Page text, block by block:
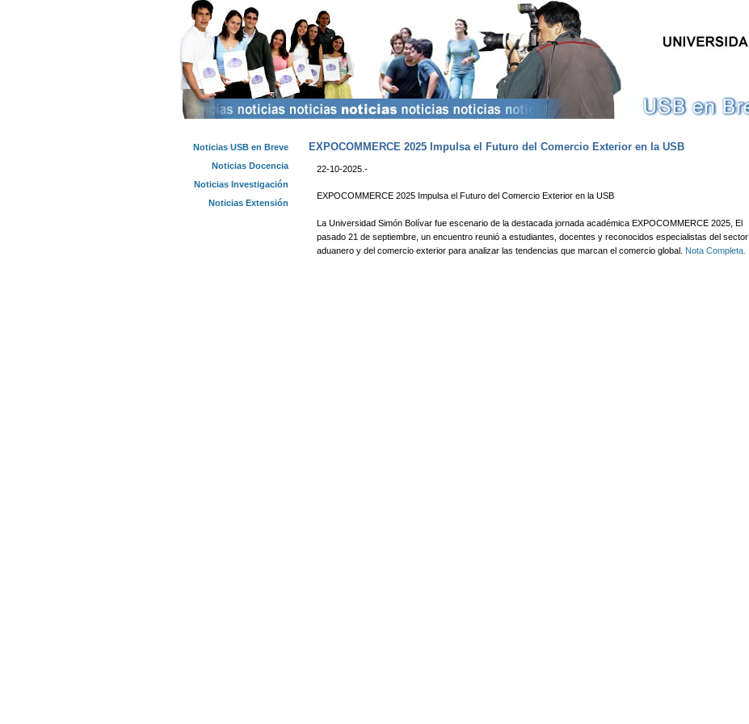
Pasar al contenido principal
EXPOCOMMERCE 2025 Impulsa el Futuro del Comercio Exterior en la USB
22-10-2025.-
EXPOCOMMERCE 2025 Impulsa el Futuro del Comercio Exterior en la USB
La Universidad Simón Bolívar fue escenario de la destacada jornada académica EXPOCOMMERCE 2025, El
pasado 21 de septiembre, un encuentro reunió a estudiantes, docentes y reconocidos especialistas del sector
aduanero y del comercio exterior para analizar las tendencias que marcan el comercio global. Nota Completa.
Noticias USB en Breve
Noticias Docencia
Noticias Investigación
Noticias Extensión